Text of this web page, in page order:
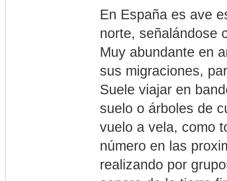
En España es ave
norte, señalándose
Muy abundante en
sus migraciones,
Suele viajar en
suelo o árboles de
vuelo a vela, como
número en las
realizando por